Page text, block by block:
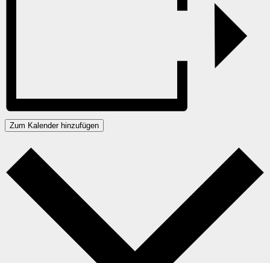
Zum Kalender hinzufügen